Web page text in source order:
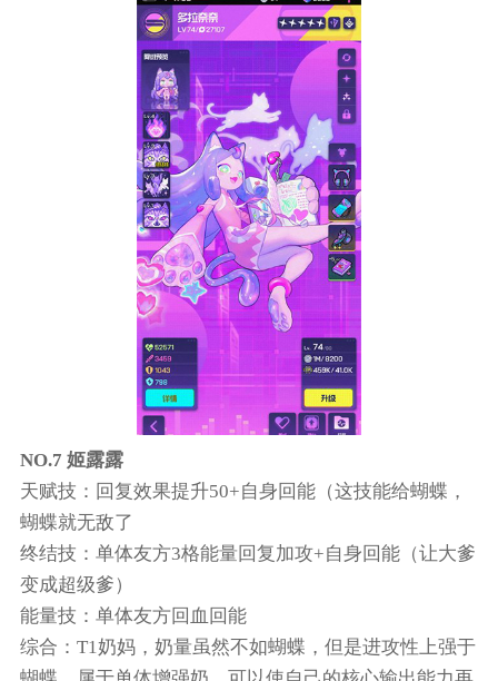
NO.7 姬露露
天赋技：回复效果提升50+自身回能（这技能给蝴蝶，
蝴蝶就无敌了
终结技：单体友方3格能量回复加攻+自身回能（让大爹
变成超级爹）
能量技：单体友方回血回能
综合：T1奶妈，奶量虽然不如蝴蝶，但是进攻性上强于